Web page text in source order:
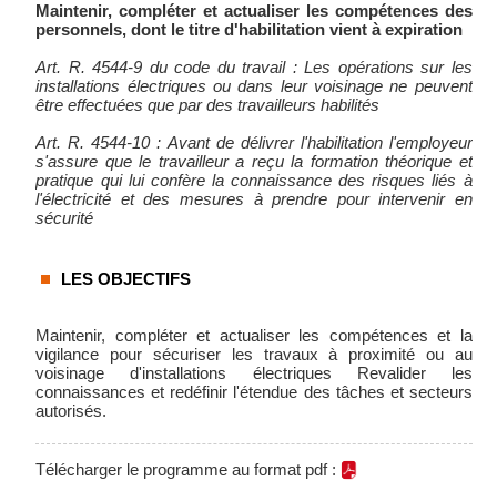
Maintenir, compléter et actualiser les compétences des
personnels, dont le titre d'habilitation vient à expiration
Art. R. 4544-9 du code du travail : Les opérations sur les
installations électriques ou dans leur voisinage ne peuvent
être effectuées que par des travailleurs habilités
Art. R. 4544-10 : Avant de délivrer l'habilitation l'employeur
s'assure que le travailleur a reçu la formation théorique et
pratique qui lui confère la connaissance des risques liés à
l'électricité et des mesures à prendre pour intervenir en
sécurité
LES OBJECTIFS
Maintenir, compléter et actualiser les compétences et la
vigilance pour sécuriser les travaux à proximité ou au
voisinage d'installations électriques Revalider les
connaissances et redéfinir l'étendue des tâches et secteurs
autorisés.
Télécharger le programme au format pdf :